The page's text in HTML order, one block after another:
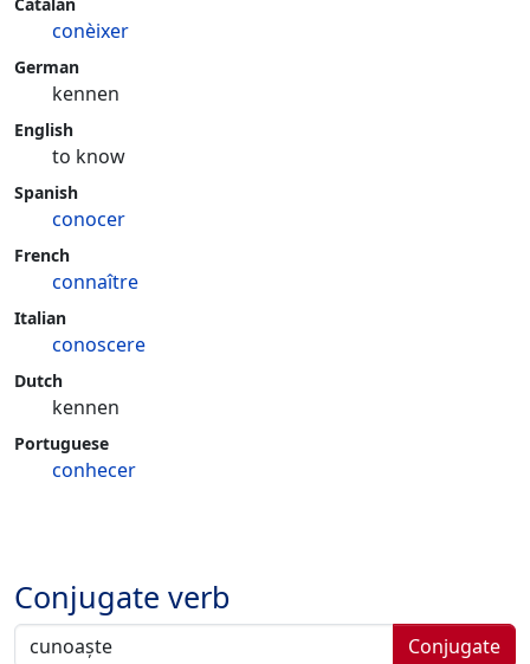
conèixer
German
kennen
English
to know
Spanish
conocer
French
connaître
Italian
conoscere
Dutch
kennen
Portuguese
conhecer
Conjugate verb
Conjugate